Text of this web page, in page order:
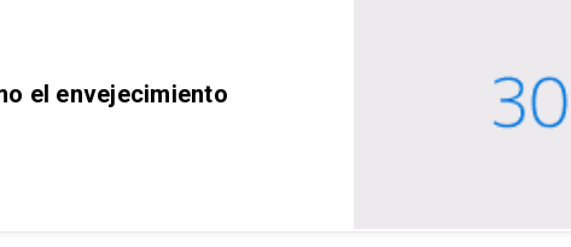
el envejecimiento